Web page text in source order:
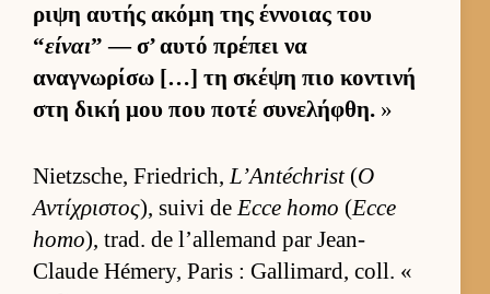
ριψη αυ­τής ακόμη της έν­νοιας του
“είναι” — σ’ αυτό πρέπει να
αναγνωρίσω […] τη σκέψη πιο κοντινή
στη δική μου που ποτέ συνελήφθη. »
Nietzsche, Friedrich,L’Antéchrist(Ο
Αντίχριστος), suivi deEcce homo (Ecce
homo), trad. de l’allemand par Jean-
Claude Hémery, Paris : Gallimard, coll. «